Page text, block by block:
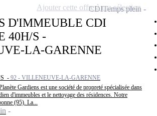
D'IMMEUBLE CDI
40H/S -
LA-GARENNE
- 92 - VILLENEUVE-LA-GARENNE
Gardiens est une société de propreté spécialisée dans
d'immeubles et le nettoyage des résidences. Notre
(95). La...
CDITemps plein
Ajouter cette offre à ma sélection